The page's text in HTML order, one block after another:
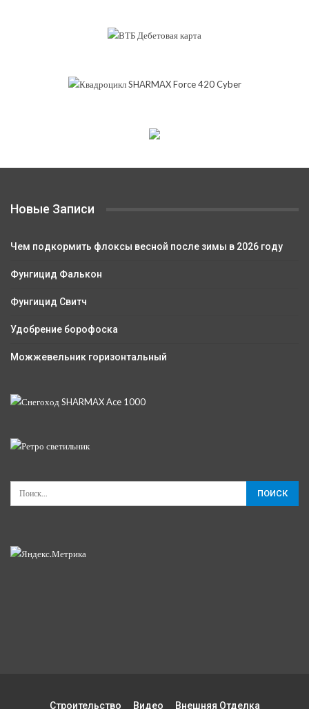
Новые Записи
Чем подкормить флоксы весной после зимы в 2026 году
Фунгицид Фалькон
Фунгицид Свитч
Удобрение борофоска
Можжевельник горизонтальный
Строительство Видео Внешняя Отделка